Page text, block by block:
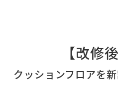
【改修
クッションフロアを